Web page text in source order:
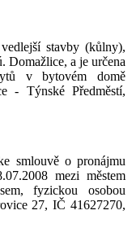
stavby (kůlny),
Domažlice, a je určena
v bytovém domě
- Týnské Předměstí,
smlouvě o pronájmu
mezi městem
fyzickou osobou
27, IČ 41627270,